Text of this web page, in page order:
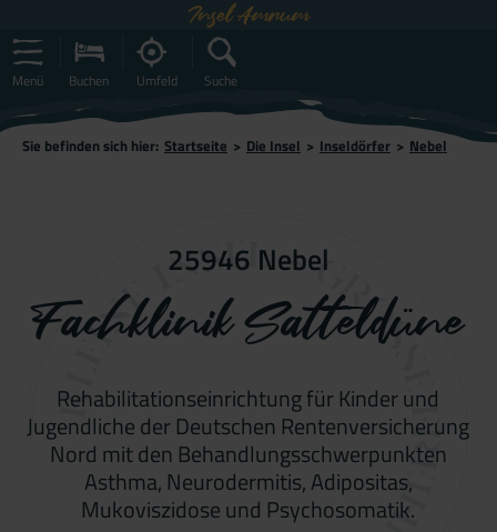
Menü Buchen Umfeld Suche
Insel Amrum
Sie befinden sich hier: Startseite > Die Insel > Inseldörfer > Nebel
25946 Nebel
Fachklinik Satteldüne
Rehabilitationseinrichtung für Kinder und
Jugendliche der Deutschen Rentenversicherung
Nord mit den Behandlungsschwerpunkten
Asthma, Neurodermitis, Adipositas,
Mukoviszidose und Psychosomatik.